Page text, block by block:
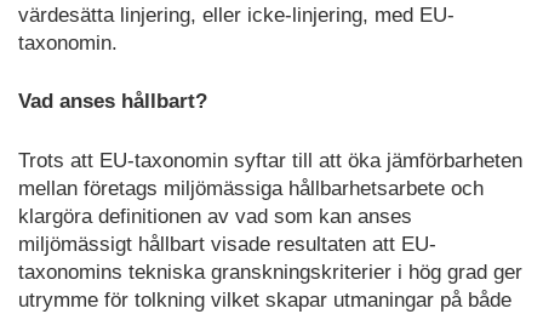
värdesätta linjering, eller icke-linjering, med EU-
taxonomin.
Vad anses hållbart?
Trots att EU-taxonomin syftar till att öka jämförbarheten
mellan företags miljömässiga hållbarhetsarbete och
klargöra definitionen av vad som kan anses
miljömässigt hållbart visade resultaten att EU-
taxonomins tekniska granskningskriterier i hög grad ger
utrymme för tolkning vilket skapar utmaningar på både